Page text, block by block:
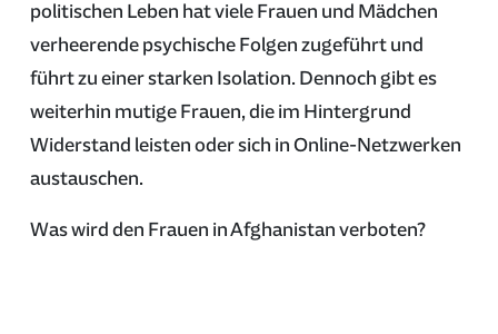
politischen Leben hat viele Frauen und Mädchen
verheerende psychische Folgen zugeführt und
führt zu einer starken Isolation. Dennoch gibt es
weiterhin mutige Frauen, die im Hintergrund
Widerstand leisten oder sich in Online-Netzwerken
austauschen.
Was wird den Frauen in Afghanistan verboten?